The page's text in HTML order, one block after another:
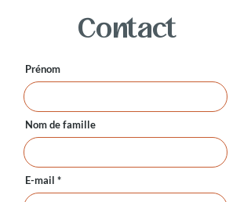
Contact
Prénom
Nom de famille
E-mail